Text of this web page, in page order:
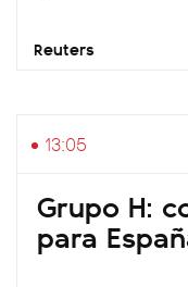
Reuters
13:05
Grupo H:
para